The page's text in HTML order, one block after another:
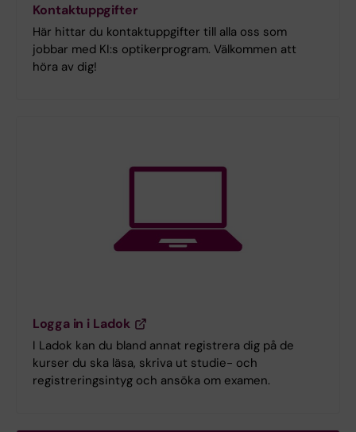
Kontaktuppgifter
Här hittar du kontaktuppgifter till alla oss som
jobbar med KI:s optikerprogram. Välkommen att
höra av dig!
Logga in i Ladok
I Ladok kan du bland annat registrera dig på de
kurser du ska läsa, skriva ut studie- och
registreringsintyg och ansöka om examen.